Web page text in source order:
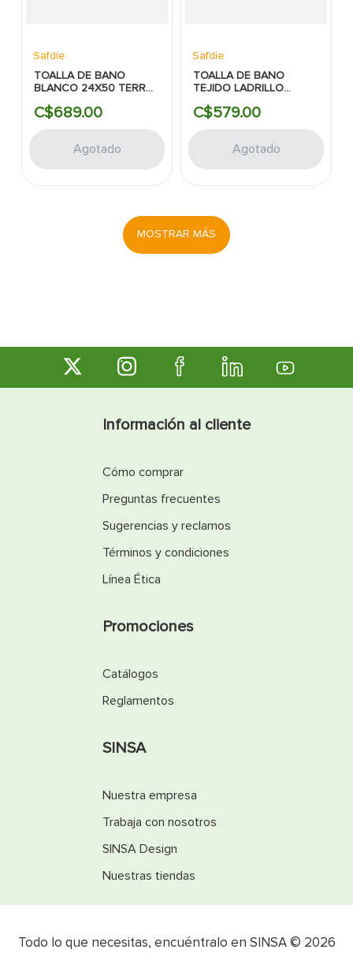
Safdie
TOALLA DE BANO
BLANCO 24X50 TERRY
SAFDIE
C$689.00
Agotado
Safdie
TOALLA DE BANO
TEJIDO LADRILLO
DOBBY SAFDIE
C$579.00
Agotado
MOSTRAR MÁS
Información al cliente
Cómo comprar
Preguntas frecuentes
Sugerencias y reclamos
Términos y condiciones
Línea Ética
Promociones
Catálogos
Reglamentos
SINSA
Nuestra empresa
Trabaja con nosotros
SINSA Design
Nuestras tiendas
Todo lo que necesitas, encuéntralo en SINSA © 2026